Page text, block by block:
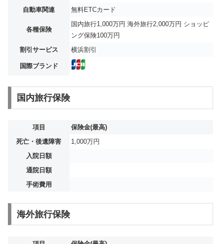
自動車関連
無料ETCカード
各種保険
国内旅行1,000万円 海外旅行2,000万円 ショッピ
ング保険100万円
割引サービス
横浜割引
国際ブランド
国内旅行保険
項目
保険金(最高)
死亡・後遺障害
1,000万円
入院日額
通院日額
手術費用
海外旅行保険